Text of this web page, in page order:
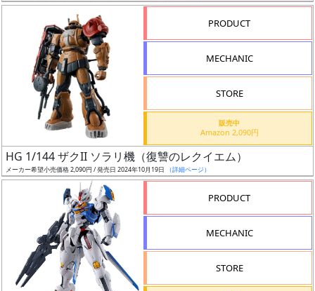
ー
ズ・
PRODUCT
MECHANIC
STORE
販売中
Amazon 2,090円
HG 1/144 ザクII ソラリ機（復讐のレクイエム）
メーカー希望小売価格 2,090円 / 発売日 2024年10月19日 （詳細ページ）
PRODUCT
MECHANIC
STORE